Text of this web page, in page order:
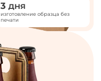
3 дня
изготовление образца без
печати